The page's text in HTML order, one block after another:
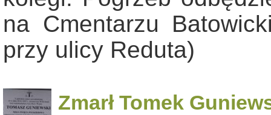
na Cmentarzu
przy ulicy Reduta)
Zmarł Tomek